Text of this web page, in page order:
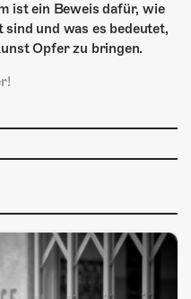
ist ein Beweis dafür, wie
und was es bedeutet,
Opfer zu bringen.